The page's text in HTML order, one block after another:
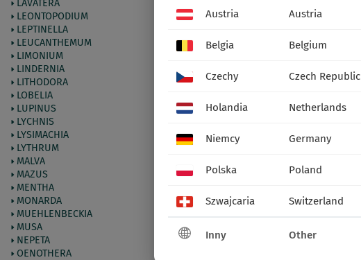
LAVATERA
LEONTOPODIUM
LEPTINELLA
LEUCANTHEMUM
LIMONIUM
LINDERNIA
LITHODORA
LOBELIA
LUPINUS
LYCHNIS
LYSIMACHIA
LYTHRUM
MALVA
MAZUS
MENTHA
MONARDA
MUEHLENBECKIA
MUSA
NEPETA
OENOTHERA
Austria Austria
Belgia Belgium
Czechy Czech Republic
Holandia Netherlands
Niemcy Germany
Polska Poland
Szwajcaria Switzerland
Inny Other